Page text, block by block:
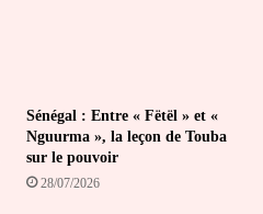
Sénégal : Entre « Fëtël » et «
Nguurma », la leçon de Touba
sur le pouvoir
28/07/2026